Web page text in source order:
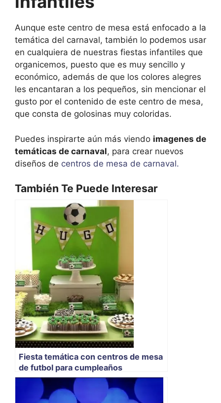
Aunque este centro de mesa está enfocado a la
temática del carnaval, también lo podemos usar
en cualquiera de nuestras fiestas infantiles que
organicemos, puesto que es muy sencillo y
económico, además de que los colores alegres
les encantaran a los pequeños, sin mencionar el
gusto por el contenido de este centro de mesa,
que consta de golosinas muy coloridas.
Puedes inspirarte aún más viendo imagenes de
temáticas de carnaval, para crear nuevos
diseños de centros de mesa de carnaval.
También Te Puede Interesar
Fiesta temática con centros de mesa
de futbol para cumpleaños